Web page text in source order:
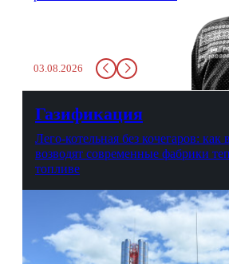
стажем о жизни, смерти
душе и духе. Откровенно о
03.08.2026
Газификация
Лего-котельная без кочегаров:
возводят современные фабрики
топливе